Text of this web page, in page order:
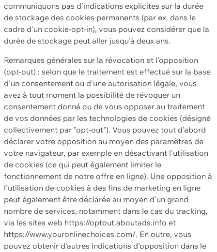
communiquons pas d'indications explicites sur la durée
de stockage des cookies permanents (par ex. dans le
cadre d'un cookie-opt-in), vous pouvez considérer que la
durée de stockage peut aller jusqu'à deux ans.
Remarques générales sur la révocation et l'opposition
(opt-out) : selon que le traitement est effectué sur la base
d'un consentement ou d'une autorisation légale, vous
avez à tout moment la possibilité de révoquer un
consentement donné ou de vous opposer au traitement
de vos données par les technologies de cookies (désigné
collectivement par "opt-out"). Vous pouvez tout d'abord
déclarer votre opposition au moyen des paramètres de
votre navigateur, par exemple en désactivant l'utilisation
de cookies (ce qui peut également limiter le
fonctionnement de notre offre en ligne). Une opposition à
l'utilisation de cookies à des fins de marketing en ligne
peut également être déclarée au moyen d'un grand
nombre de services, notamment dans le cas du tracking,
via les sites web https://optout.aboutads.info et
https://www.youronlinechoices.com/. En outre, vous
pouvez obtenir d'autres indications d'opposition dans le